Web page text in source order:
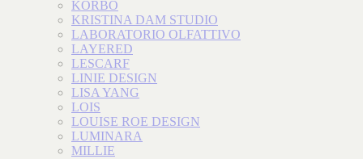
KORBO
KRISTINA DAM STUDIO
LABORATORIO OLFATTIVO
LAYERED
LESCARF
LINIE DESIGN
LISA YANG
LOIS
LOUISE ROE DESIGN
LUMINARA
MILLIE